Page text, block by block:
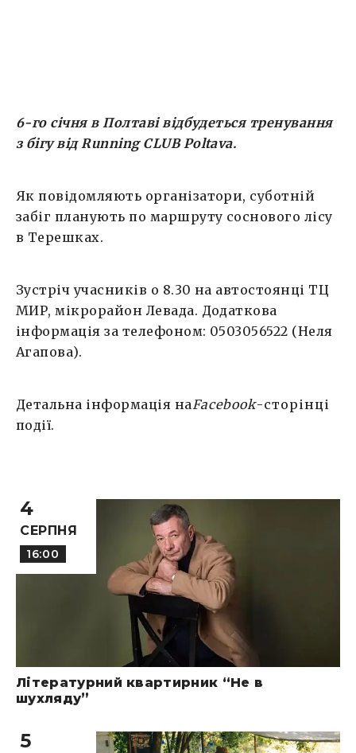
6-го січня в Полтаві відбудеться тренування
з бігу відRunning CLUB Poltava.
Як повідомляють організатори, суботній
забіг планують по маршруту соснового лісу
в Терешках.
Зустріч учасників о 8.30 на автостоянці ТЦ
МИР, мікрорайон Левада. Додаткова
інформація за телефоном: 0503056522 (Неля
Агапова).
Детальна інформація на Facebook-сторінці
події.
4
СЕРПНЯ
16:00
Літературний квартирник “Не в
шухляду”
5